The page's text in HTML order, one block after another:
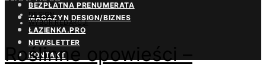
BEZPŁATNA PRENUMERATA
MAGAZYN DESIGN/BIZNES
ŁAZIENKA.PRO
NEWSLETTER
KONTAKT
DESIGN
WYBÓR REDAKCJI
Roślinne opowieści –